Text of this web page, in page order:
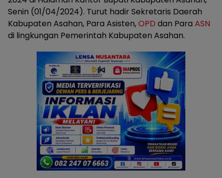
Senin (01/04/2024). Turut hadir Sekretaris Daerah
Kabupaten Asahan, Para Asisten,OPD dan Para ASN
di lingkungan Pemerintah Kabupaten Asahan.